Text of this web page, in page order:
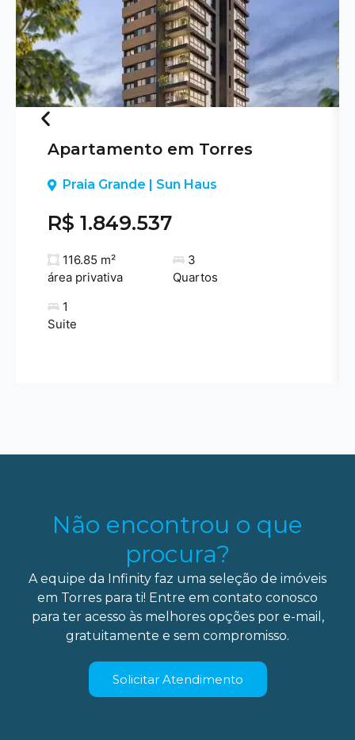
Previous
Apartamento em Torres
Praia Grande | Sun Haus
R$ 1.849.537
116.85 m²
área privativa
3
Quartos
1
Suite
Não encontrou o que
procura?
A equipe da Infinity faz uma seleção de imóveis
em Torres para ti! Entre em contato conosco
para ter acesso às melhores opções por e-mail,
gratuitamente e sem compromisso.
Solicitar Atendimento